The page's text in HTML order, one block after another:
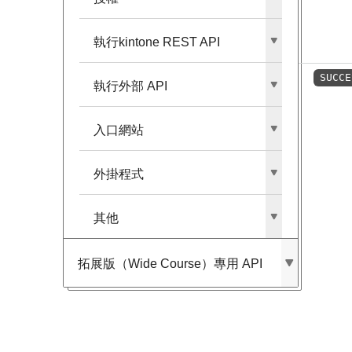
執行kintone REST API
執行外部​ API
入口網站
外掛程式
其他
拓展版​（Wide Course）​專用 API